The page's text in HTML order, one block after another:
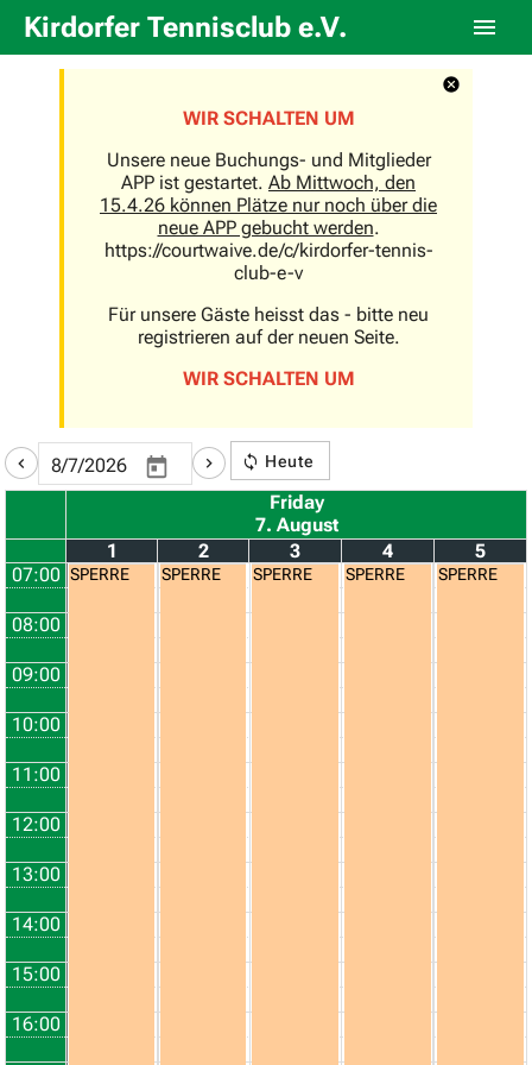
Kirdorfer Tennisclub e.V.
WIR SCHALTEN UM
Unsere neue Buchungs- und Mitglieder
APP ist gestartet. Ab Mittwoch, den
15.4.26 können Plätze nur noch über die
neue APP gebucht werden.
https://courtwaive.de/c/kirdorfer-tennis-
club-e-v
Für unsere Gäste heisst das - bitte neu
registrieren auf der neuen Seite.
WIR SCHALTEN UM
Heute
Friday
7. August
1
2 3 4
5
07:00
08:00
09:00
10:00
11:00
12:00
13:00
14:00
15:00
16:00
SPERRE SPERRE SPERRE SPERRE SPERRE